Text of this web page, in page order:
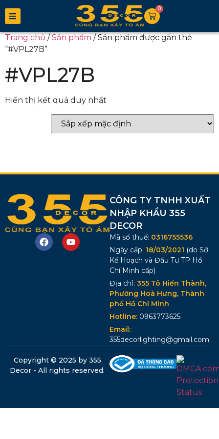
0
Trang chủ/Sản phẩm/ Sản phẩm được gắn thẻ
“#VPL27B”
#VPL27B
Hiển thị kết quả duy nhất
CÔNG TY TNHH XUẤT
NHẬP KHẨU 355
DECOR
Mã số thuế: 0316755536
Ngày cấp: 18/03/2021 (do Sở
Kế Hoạch và Đầu Tư TP Hồ
Chí Minh cấp)
Địa chỉ: 355 Tô Hiến Thành,
Phường Hoà Hưng, Thành
phố Hồ Chí Minh
Hotline: 0963773625
Email:
355decorlighting@gmail.com
Copyright © 2025 by 355
Decor - All rights reserved.